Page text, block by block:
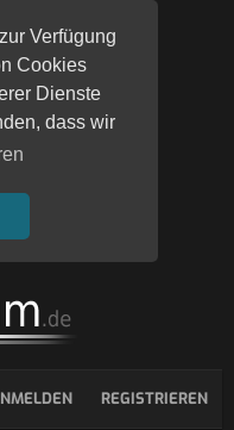
Verfügung
Cookies
Dienste
dass wir
REGISTRIEREN